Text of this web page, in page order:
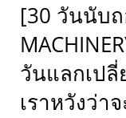
[30 วันนับถ
วันแลกเปลี่
เราหวังว่า